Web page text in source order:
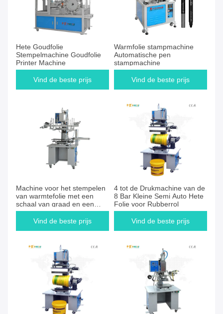
Hete Goudfolie
Stempelmachine Goudfolie
Printer Machine
Vind de beste prijs
Warmfolie stampmachine
Automatische pen
stampmachine
Vind de beste prijs
Machine voor het stempelen
van warmtefolie met een
schaal van graad en een
kegelvormige vorm
Vind de beste prijs
4 tot de Drukmachine van de
8 Bar Kleine Semi Auto Hete
Folie voor Rubberrol
Vind de beste prijs